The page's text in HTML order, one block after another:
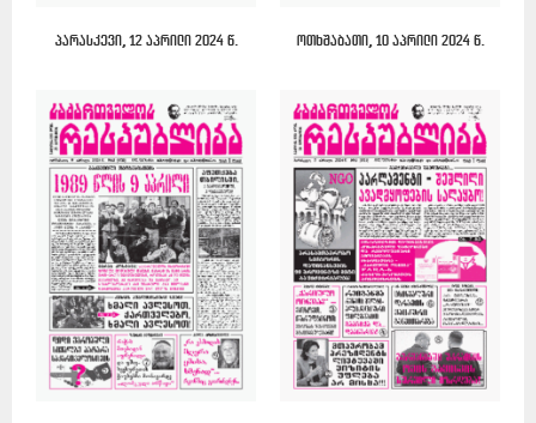
პარასკევი, 12 აპრილი 2024 წ. ოთხშაბათი, 10 აპრილი 2024 წ.